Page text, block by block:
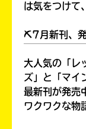
は気をつけて
⛏7月新刊、発
大人気の「レ
ズ」と「マイ
最新刊が発売
ワクワクな物